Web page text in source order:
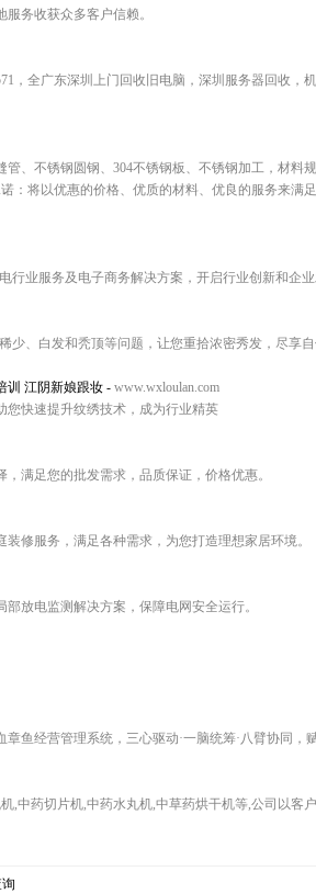
务收获众多客户信赖。
，全广东深圳上门回收旧电脑，深圳服务器回收，
、不锈钢圆钢、304不锈钢板、不锈钢加工，材料
：将以优惠的价格、优质的材料、优良的服务来满
业服务及电子商务解决方案，开启行业创新和企业
、白发和秃顶等问题，让您重拾浓密秀发，尽享自
训 江阴新娘跟妆 - www.wxloulan.com
您快速提升纹绣技术，成为行业精英
满足您的批发需求，品质保证，价格优惠。
修服务，满足各种需求，为您打造理想家居环境。
放电监测解决方案，保障电网安全运行。
鱼经营管理系统，三心驱动·一脑统筹·八臂协同，
,中药切片机,中药水丸机,中草药烘干机等,公司以客